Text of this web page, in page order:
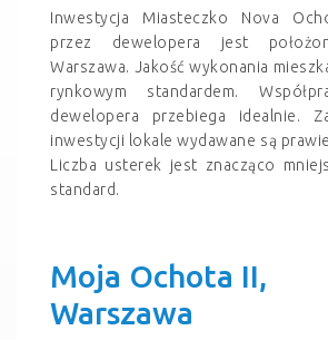
Inwestycja Miasteczko Nova
przez dewelopera jest
Warszawa. Jakość wykonania
rynkowym standardem.
dewelopera przebiega idealnie.
inwestycji lokale wydawane są
Liczba usterek jest znacząco
standard.
Moja Ochota II,
Warszawa